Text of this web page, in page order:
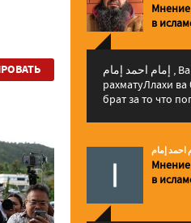
Мнение
в
إمام احمد إمام , Ва алейкум ассалам ва
рахматуЛлахи
брат за то что
احمد إمام
Мнение
в